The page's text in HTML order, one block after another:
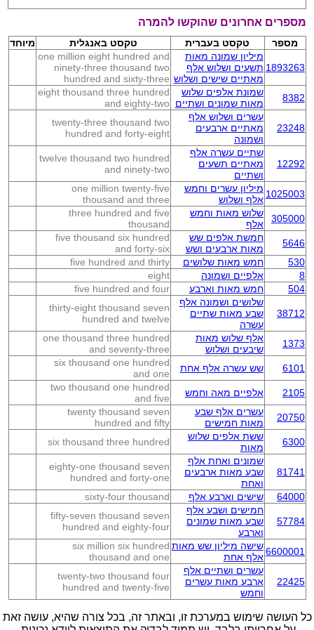
מספרים אחרונים שהוקשו להמרה
מספר טקסט בעברית טקסט באנגלית מיוחד
1893263
מיליון שמונה מאות
תשעים ושלוש אלף
מאתיים שישים ושלוש
one million eight hundred and
ninety-three thousand two
hundred and sixty-three
8382
שמונת אלפים שלוש
מאות שמונים ושתיים
eight thousand three hundred
and eighty-two
23248
עשרים ושלוש אלף
מאתיים ארבעים
ושמונה
twenty-three thousand two
hundred and forty-eight
12292
שתיים עשרה אלף
מאתיים תשעים
ושתיים
twelve thousand two hundred
and ninety-two
1025003 מיליון עשרים וחמש
אלף ושלוש
one million twenty-five
thousand and three
305000
שלוש מאות וחמש
אלף
three hundred and five
thousand
5646
חמשת אלפים שש
מאות ארבעים ושש
five thousand six hundred
and forty-six
530
חמש מאות שלושים
five hundred and thirty
8
אלפיים ושמונה
eight
504
חמש מאות וארבע five hundred and four
38712
שלושים ושמונה אלף
שבע מאות שתיים
עשרה
thirty-eight thousand seven
hundred and twelve
1373
אלף שלוש מאות
שיבעים ושלוש
one thousand three hundred
and seventy-three
6101
שש עשרה אלף אחת
six thousand one hundred
and one
2105
אלפיים מאה וחמש
two thousand one hundred
and five
20750
עשרים אלף שבע
מאות חמישים
twenty thousand seven
hundred and fifty
6300
ששת אלפים שלוש
מאות
six thousand three hundred
81741
שמונים ואחת אלף
שבע מאות ארבעים
ואחת
eighty-one thousand seven
hundred and forty-one
64000
שישים וארבע אלף sixty-four thousand
57784
חמישים ושבע אלף
שבע מאות שמונים
וארבע
fifty-seven thousand seven
hundred and eighty-four
6600001 שישה מיליון שש מאות
אלף אחת
six million six hundred
thousand and one
22425
עשרים ושתיים אלף
ארבע מאות עשרים
וחמש
twenty-two thousand four
hundred and twenty-five
כל העושה שימוש במערכת זו, ובאתר זה, בכל צורה שהיא, עושה זאת